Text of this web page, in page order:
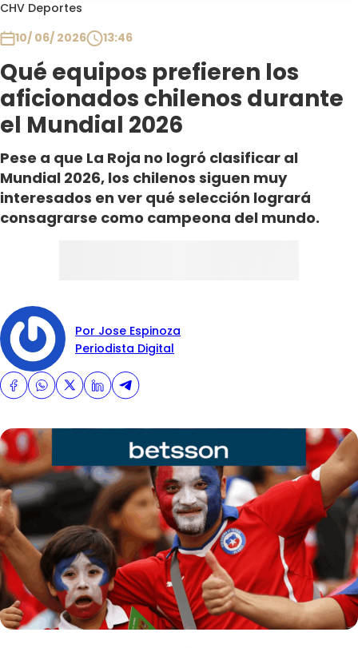
CHV Deportes
10/ 06/ 2026
13:46
Qué equipos prefieren los
aficionados chilenos durante
el Mundial 2026
Pese a que La Roja no logró clasificar al
Mundial 2026, los chilenos siguen muy
interesados en ver qué selección logrará
consagrarse como campeona del mundo.
Por Jose Espinoza
Periodista Digital
Programas
Club De La Comedia
Contigo en Directo
Plan Perfecto
El Tiempo
Sabingo
Todos Los Programas